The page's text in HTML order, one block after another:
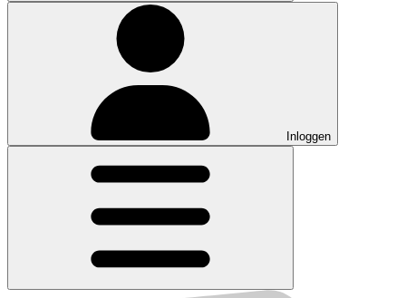
Inloggen